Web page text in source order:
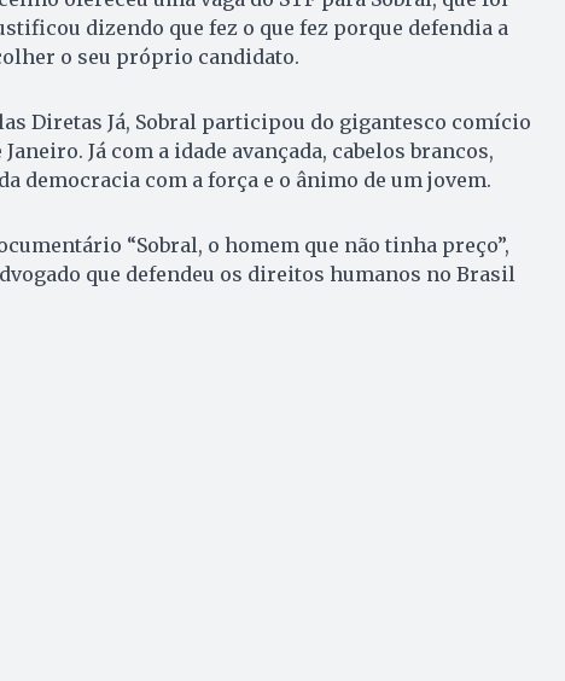
dizendo que fez o que fez porque defendia a
o seu próprio candidato.
Diretas Já, Sobral participou do gigantesco comício
Já com a idade avançada, cabelos brancos,
democracia com a força e o ânimo de um jovem.
“Sobral, o homem que não tinha preço”,
que defendeu os direitos humanos no Brasil